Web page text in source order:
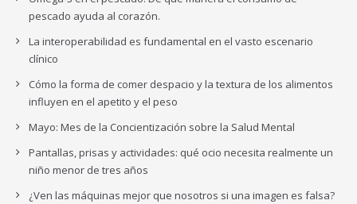
pescado ayuda al corazón.
La interoperabilidad es fundamental en el vasto escenario
clínico
Cómo la forma de comer despacio y la textura de los alimentos
influyen en el apetito y el peso
Mayo: Mes de la Concientización sobre la Salud Mental
Pantallas, prisas y actividades: qué ocio necesita realmente un
niño menor de tres años
¿Ven las máquinas mejor que nosotros si una imagen es falsa?